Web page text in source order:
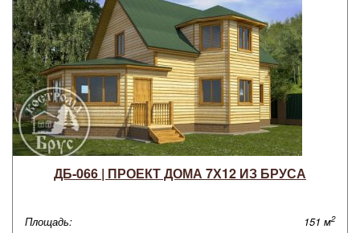
ДБ-066 | ПРОЕКТ ДОМА 7Х12 ИЗ БРУСА
Площадь: 151 м2